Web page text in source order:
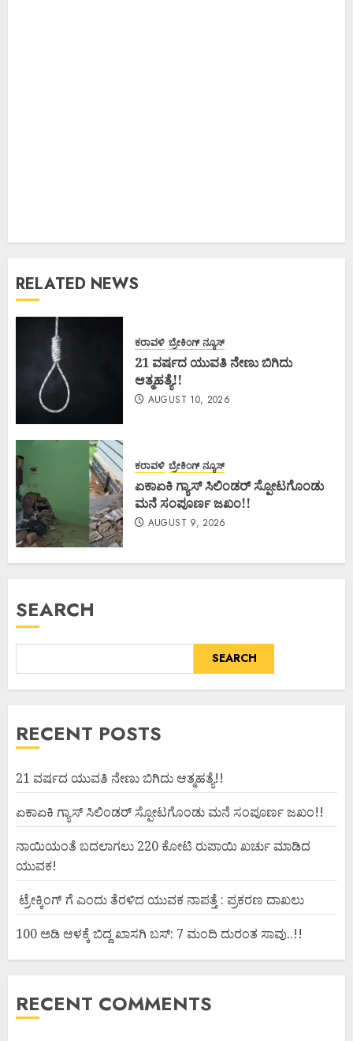
RELATED NEWS
ಕರಾವಳಿ ಬ್ರೇಕಿಂಗ್ ನ್ಯೂಸ್
21 ವರ್ಷದ ಯುವತಿ ನೇಣು ಬಿಗಿದು
ಆತ್ಮಹತ್ಯೆ!!
AUGUST 10, 2026
ಕರಾವಳಿ ಬ್ರೇಕಿಂಗ್ ನ್ಯೂಸ್
ಏಕಾಏಕಿ ಗ್ಯಾಸ್ ಸಿಲಿಂಡರ್ ಸ್ಪೋಟಗೊಂಡು
ಮನೆ ಸಂಪೂರ್ಣ ಜಖಂ!!
AUGUST 9, 2026
SEARCH
SEARCH
RECENT POSTS
21 ವರ್ಷದ ಯುವತಿ ನೇಣು ಬಿಗಿದು ಆತ್ಮಹತ್ಯೆ!!
ಏಕಾಏಕಿ ಗ್ಯಾಸ್ ಸಿಲಿಂಡರ್ ಸ್ಪೋಟಗೊಂಡು ಮನೆ ಸಂಪೂರ್ಣ ಜಖಂ!!
ನಾಯಿಯಂತೆ ಬದಲಾಗಲು 220 ಕೋಟಿ ರುಪಾಯಿ ಖರ್ಚು ಮಾಡಿದ
ಯುವಕ!
ಟ್ರೇಕ್ಕಿಂಗ್ ಗೆ ಎಂದು ತೆರಳಿದ ಯುವಕ ನಾಪತ್ತೆ : ಪ್ರಕರಣ ದಾಖಲು
100 ಅಡಿ ಆಳಕ್ಕೆ ಬಿದ್ದ ಖಾಸಗಿ ಬಸ್: 7 ಮಂದಿ ದುರಂತ ಸಾವು..!!
RECENT COMMENTS